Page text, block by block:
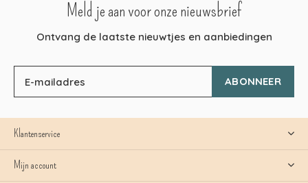
Meld je aan voor onze nieuwsbrief
Ontvang de laatste nieuwtjes en aanbiedingen
ABONNEER
Klantenservice
Mijn account